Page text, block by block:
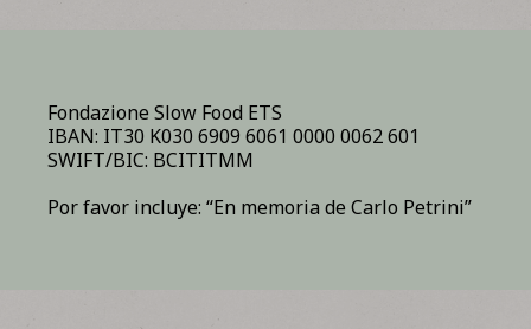
Fondazione Slow Food ETS
IBAN: IT30 K030 6909 6061 0000 0062 601
SWIFT/BIC: BCITITMM
Por favor incluye: “En memoria de Carlo Petrini”